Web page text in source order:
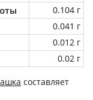
0.104 г
0.041 г
0.012 г
0.02 г
составляет